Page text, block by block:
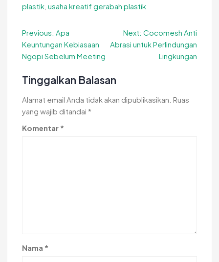
plastik usaha kreatif gerabah plastik
Navigasi
pos
Previous: Apa
Keuntungan Kebiasaan
Ngopi Sebelum Meeting
Next: Cocomesh Anti
Abrasi untuk Perlindungan
Lingkungan
Tinggalkan Balasan
Alamat email Anda tidak akan dipublikasikan. Ruas
yang wajib ditandai *
Komentar *
Nama *